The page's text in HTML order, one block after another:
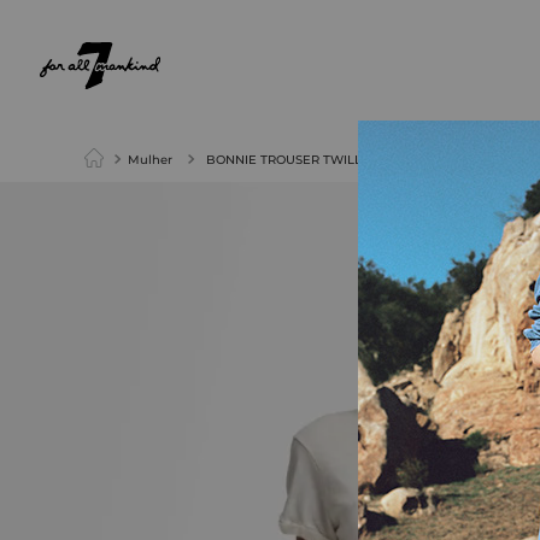
Mulher BONNIE TROUSER TWILL SAND STORM